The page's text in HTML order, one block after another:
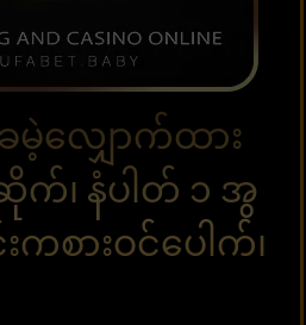
လျှောက်ထား
က်၊ နံပါတ် ၁ အွ
စားဝင်ပေါက်၊